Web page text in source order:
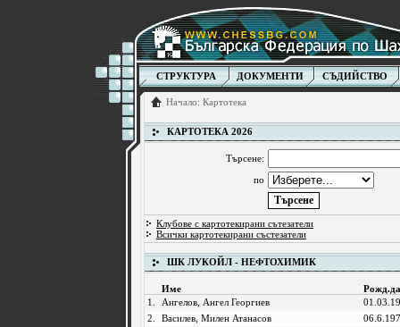
СТРУКТУРА ДОКУМЕНТИ СЪДИЙСТВО
Начало: Картотека
КАРТОТЕКА 2026
Търсене:
по
Клубове с картотекирани сътезатели
Всички картотекирани състезатели
ШК ЛУКОЙЛ - НЕФТОХИМИК
Име
1.
Ангелов, Ангел Георгиев
2.
Василев, Милен Атанасов